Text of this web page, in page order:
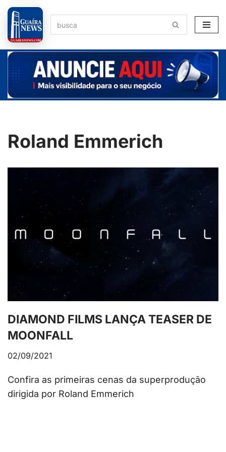
Pular
para
o
conteúdo
Roland Emmerich
DIAMOND FILMS LANÇA TEASER DE
MOONFALL
02/09/2021
Confira as primeiras cenas da superprodução
dirigida por Roland Emmerich